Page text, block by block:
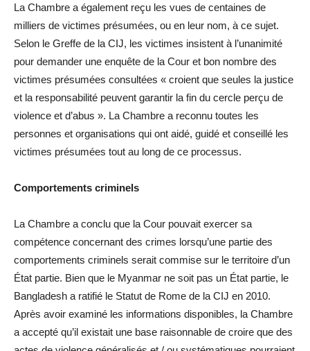
La Chambre a également reçu les vues de centaines de
milliers de victimes présumées, ou en leur nom, à ce sujet.
Selon le Greffe de la CIJ, les victimes insistent à l’unanimité
pour demander une enquête de la Cour et bon nombre des
victimes présumées consultées « croient que seules la justice
et la responsabilité peuvent garantir la fin du cercle perçu de
violence et d’abus ». La Chambre a reconnu toutes les
personnes et organisations qui ont aidé, guidé et conseillé les
victimes présumées tout au long de ce processus.
Comportements criminels
La Chambre a conclu que la Cour pouvait exercer sa
compétence concernant des crimes lorsqu’une partie des
comportements criminels serait commise sur le territoire d’un
État partie. Bien que le Myanmar ne soit pas un État partie, le
Bangladesh a ratifié le Statut de Rome de la CIJ en 2010.
Après avoir examiné les informations disponibles, la Chambre
a accepté qu’il existait une base raisonnable de croire que des